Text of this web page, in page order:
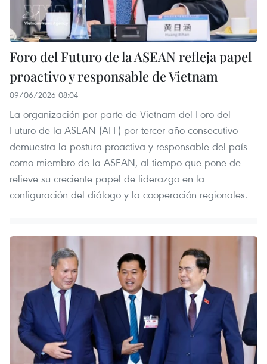
Foro del Futuro de la ASEAN refleja papel
proactivo y responsable de Vietnam
09/06/2026 08:04
La organización por parte de Vietnam del Foro del
Futuro de la ASEAN (AFF) por tercer año consecutivo
demuestra la postura proactiva y responsable del país
como miembro de la ASEAN, al tiempo que pone de
relieve su creciente papel de liderazgo en la
configuración del diálogo y la cooperación regionales.